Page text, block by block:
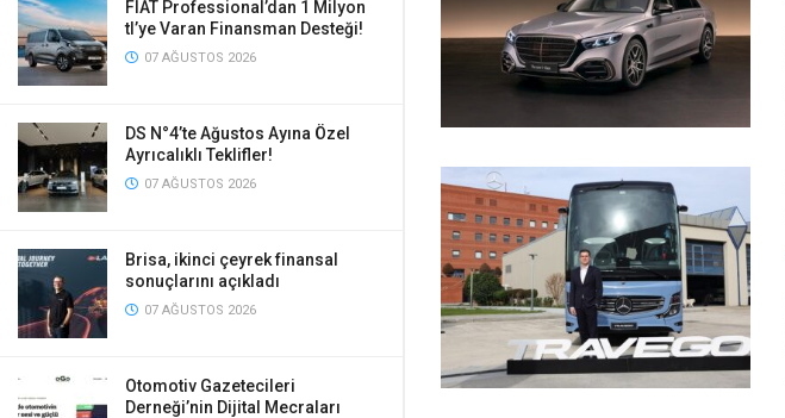
FIAT Professional’dan 1 Milyon
tl’ye Varan Finansman Desteği!
07 AĞUSTOS 2026
DS N°4’te Ağustos Ayına Özel
Ayrıcalıklı Teklifler!
07 AĞUSTOS 2026
Brisa, ikinci çeyrek finansal
sonuçlarını açıkladı
07 AĞUSTOS 2026
Otomotiv Gazetecileri
Derneği’nin Dijital Mecraları